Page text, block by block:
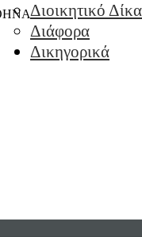
Διοικητικό
Διάφορα
Δικηγορικά